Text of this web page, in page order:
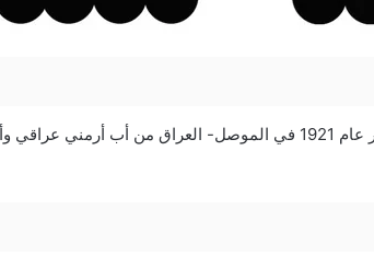
ولدت الفنانة عفيفة اسكندر في 10 ديسمبر عام 1921 في الموصل- العراق من أب